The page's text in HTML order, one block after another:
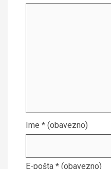
Ime * (obavezno)
E-pošta * (obavezno)